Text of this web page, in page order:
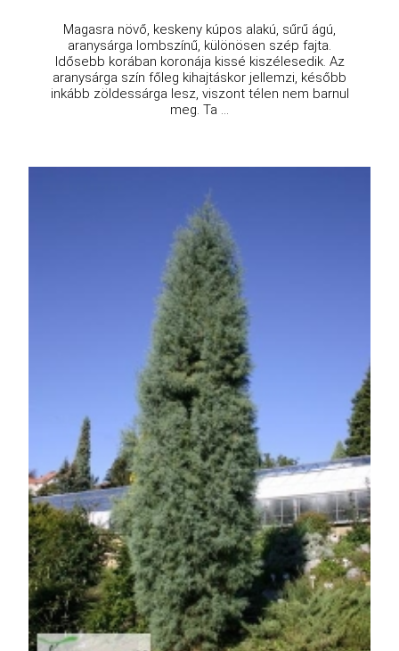
Magasra növő, keskeny kúpos alakú, sűrű ágú,
aranysárga lombszínű, különösen szép fajta.
Idősebb korában koronája kissé kiszélesedik. Az
aranysárga szín főleg kihajtáskor jellemzi, később
inkább zöldessárga lesz, viszont télen nem barnul
meg. Ta ...